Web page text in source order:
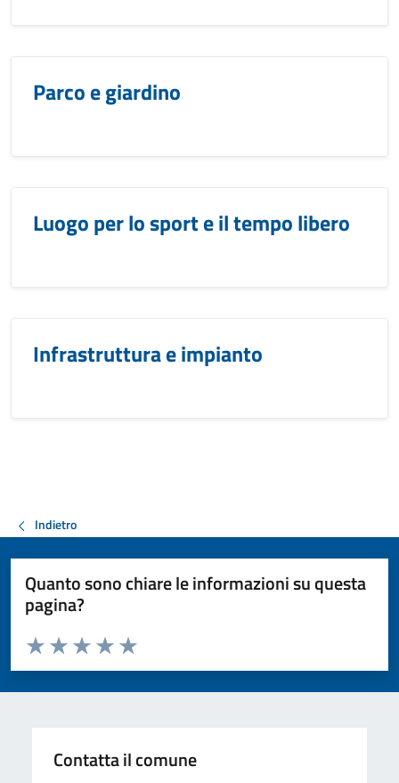
Parco e giardino
Luogo per lo sport e il tempo libero
Infrastruttura e impianto
Indietro
Quanto sono chiare le informazioni su questa
pagina?
Valuta da 1 a 5 stelle la pagina
Valuta 5 stelle su 5
Valuta 4 stelle su 5
Valuta 3 stelle su 5
Valuta 2 stelle su 5
Valuta 1 stelle su 5
Contatta il comune